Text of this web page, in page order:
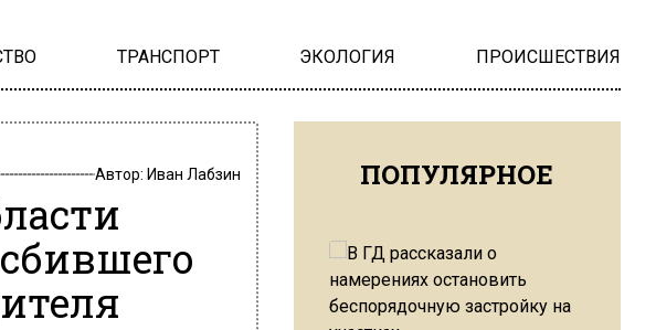
ТРАНСПОРТ ЭКОЛОГИЯ ПРОИСШЕСТВИЯ
Автор: Иван Лабзин ПОПУЛЯРНОЕ